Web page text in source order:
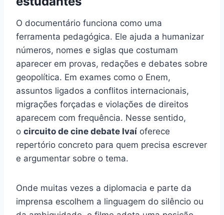
O documentário funciona como uma
ferramenta pedagógica. Ele ajuda a humanizar
números, nomes e siglas que costumam
aparecer em provas, redações e debates sobre
geopolítica. Em exames como o Enem,
assuntos ligados a conflitos internacionais,
migrações forçadas e violações de direitos
aparecem com frequência. Nesse sentido,
o circuito de cine debate Ivaí oferece
repertório concreto para quem precisa escrever
e argumentar sobre o tema.
Onde muitas vezes a diplomacia e parte da
imprensa escolhem a linguagem do silêncio ou